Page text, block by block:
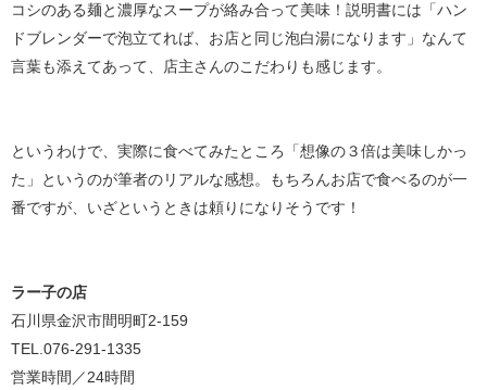
コシのある麺と濃厚なスープが絡み合って美味！説明書には「ハン
ドブレンダーで泡立てれば、お店と同じ泡白湯になります」なんて
言葉も添えてあって、店主さんのこだわりも感じます。
というわけで、実際に食べてみたところ「想像の３倍は美味しかっ
た」というのが筆者のリアルな感想。もちろんお店で食べるのが一
番ですが、いざというときは頼りになりそうです！
ラー子の店
石川県金沢市間明町2-159
TEL.076-291-1335
営業時間／24時間